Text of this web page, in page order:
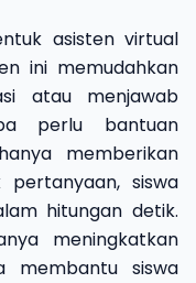
asisten virtual
ini memudahkan
atau menjawab
perlu bantuan
memberikan
siswa
hitungan detik.
meningkatkan
membantu siswa